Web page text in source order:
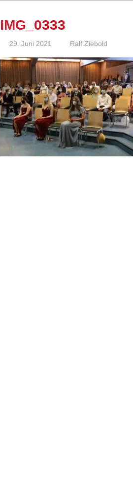
IMG_0333
29. Juni 2021 Ralf Ziebold